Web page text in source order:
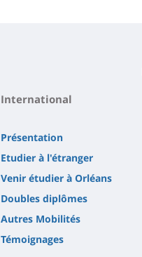
International
Présentation
Etudier à l'étranger
Venir étudier à Orléans
Doubles diplômes
Autres Mobilités
Témoignages